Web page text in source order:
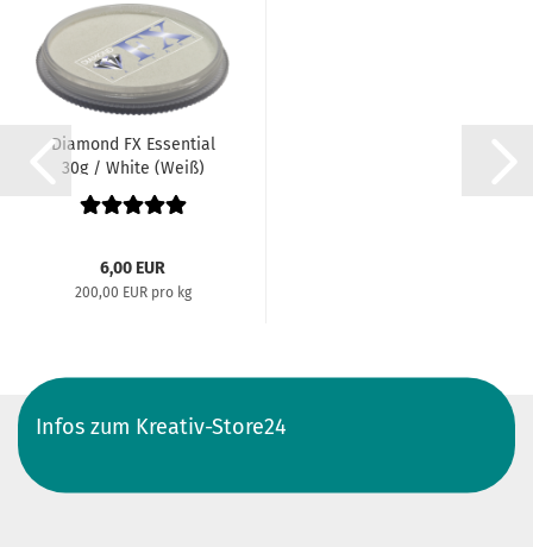
Diamond FX Essential
30g / White (Weiß)
6,00 EUR
200,00 EUR pro kg
Infos zum Kreativ-Store24